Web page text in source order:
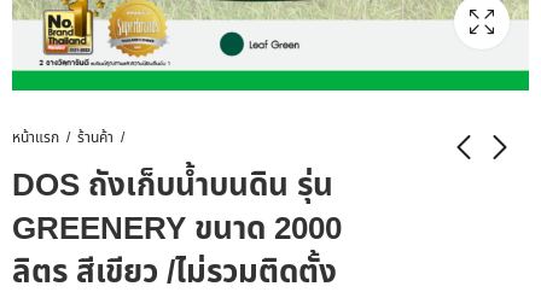
หน้าแรก ร้านค้า
DOS ถังเก็บน้ำบนดิน รุ่น
GREENERY ขนาด 2000
ลิตร สีเขียว /ไม่รวมติดตั้ง